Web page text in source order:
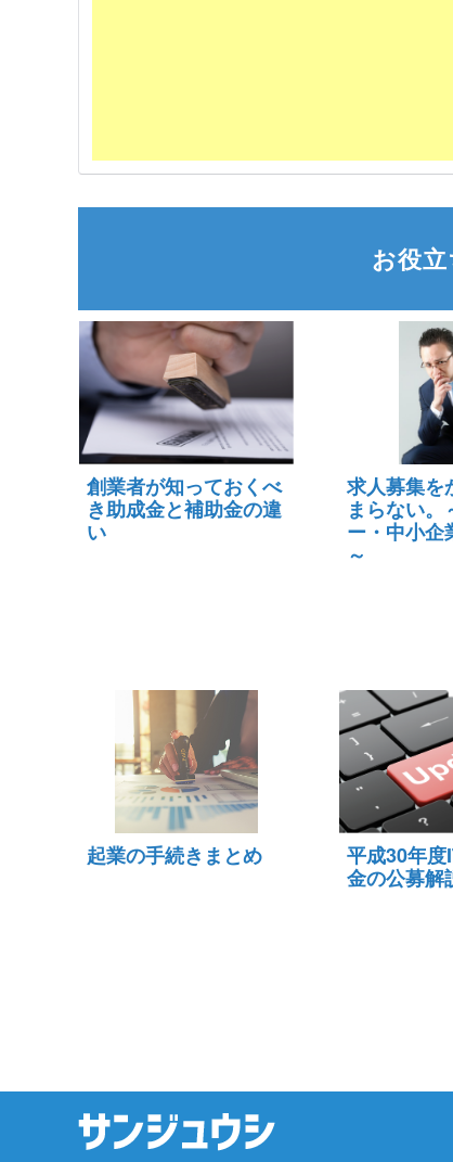
お役
創業者が知っておくべ
き助成金と補助金の違
い
求人募集を
まらない。
ー・中小企
～
起業の手続きまとめ
平成30年
金の公募解